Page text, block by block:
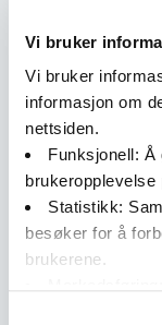
Vi bruker
Vi bruker
informasjon om
nettsiden.
Funksjonell: Å
brukeropplevelse
Statistikk:
besøker for å
brukerene.
både med og
Varianter
P 4773-1
400 x 700 mm
330 stk./krt – 6
L 210
540 x 800 mm
250 stk./krt – 4